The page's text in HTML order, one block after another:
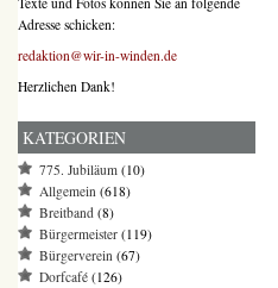
Adresse schicken:
redaktion@wir-in-winden.de
Herzlichen Dank!
KATEGORIEN
775. Jubiläum (10)
Allgemein (618)
Breitband (8)
Bürgermeister (119)
Bürgerverein (67)
Dorfcafé (126)